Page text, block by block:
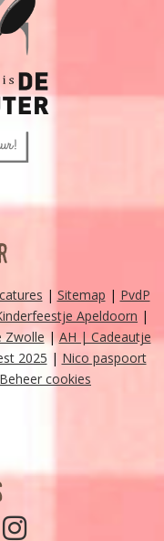
| Sitemap | PvdP
Apeldoorn |
Zwolle| AH | Cadeautje
2025 | Nico paspoort
Beheer cookies